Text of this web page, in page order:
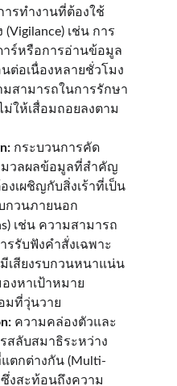
รทำงานที่ต้องใช้
เช่น การ
าร์หรือการอ่านข้อมูล
ต่อเนื่องหลายชั่วโมง
มสามารถในการรักษา
ให้เสื่อมถอยลงตาม
กระบวนการคัด
มวลผลข้อมูลที่สำคัญ
งเผชิญกับสิ่งเร้าที่เป็น
กวนภายนอก
เช่น ความสามารถ
รับฟังคำสั่งเฉพาะ
เสียงรบกวนหนาแน่น
งหาเป้าหมาย
มที่วุ่นวาย
ความคล่องตัวและ
สลับสมาธิระหว่าง
ตกต่างกัน (Multi-
ซึ่งสะท้อนถึงความ